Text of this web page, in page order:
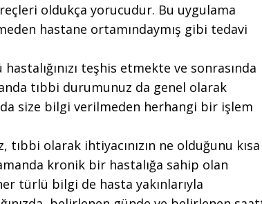
oldukça yorucudur. Bu uygulama
hastane ortamındaymış gibi tedavi
teşhis etmekte ve sonrasında
tıbbi durumunuz da genel olarak
size bilgi verilmeden herhangi bir işlem
tıbbi olarak ihtiyacınızın ne olduğunu kısa
kronik bir hastalığa sahip olan
türlü bilgi de hasta yakınlarıyla